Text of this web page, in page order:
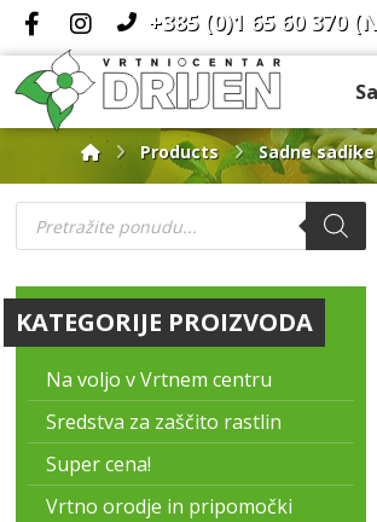
+385 (0)1 65 60 370
Products Sadne sadike
KATEGORIJE PROIZVODA
Na voljo v Vrtnem centru
Sredstva za zaščito rastlin
Super cena!
Vrtno orodje in pripomočki